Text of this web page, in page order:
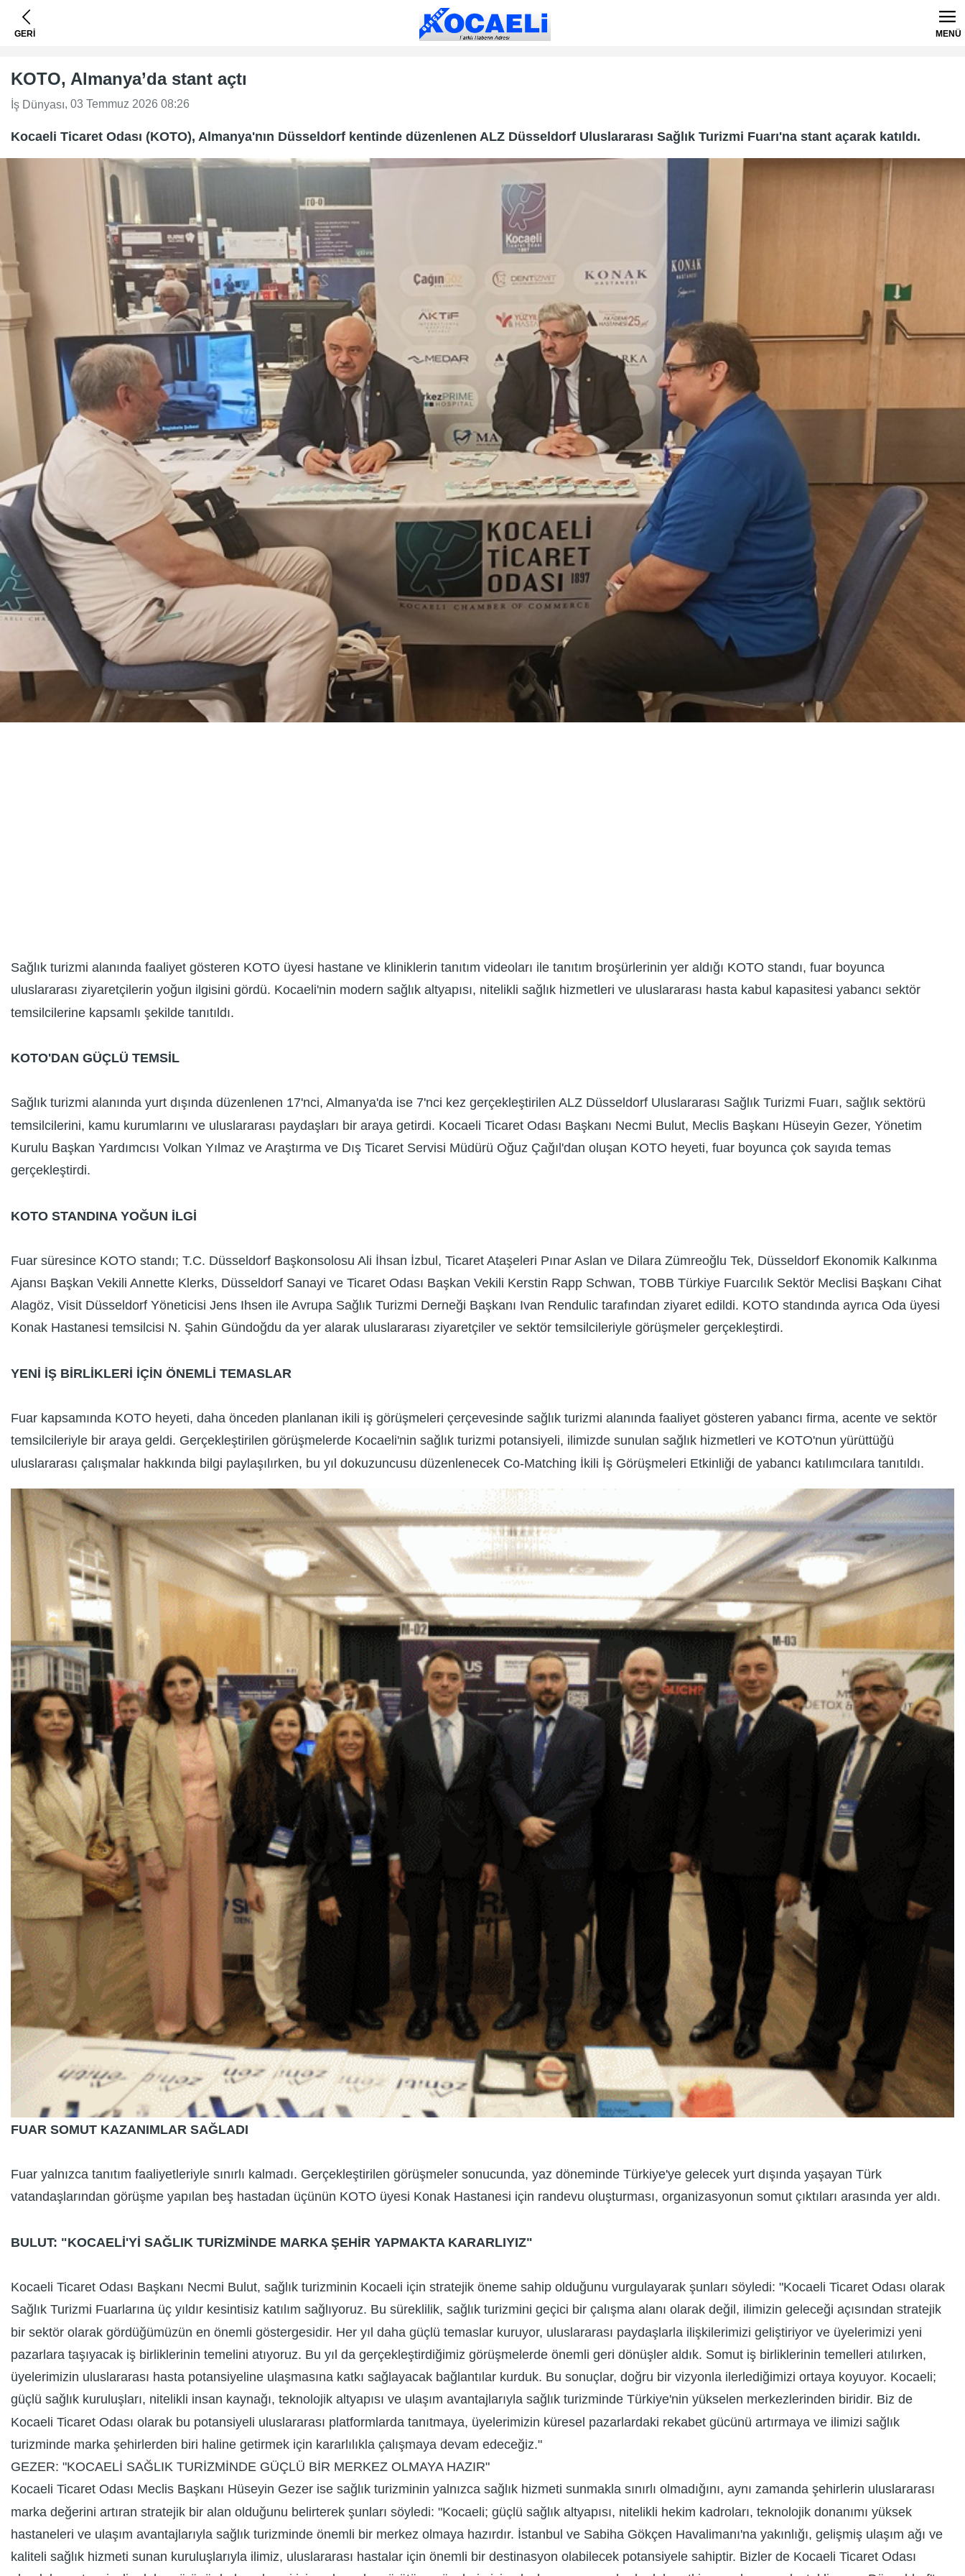
GERİ MENÜ
KOTO, Almanya’da stant açtı
İş Dünyası, 03 Temmuz 2026 08:26
Kocaeli Ticaret Odası (KOTO), Almanya'nın Düsseldorf kentinde düzenlenen ALZ Düsseldorf Uluslararası Sağlık Turizmi Fuarı'na stant açarak katıldı.
Sağlık turizmi alanında faaliyet gösteren KOTO üyesi hastane ve kliniklerin tanıtım videoları ile tanıtım broşürlerinin yer aldığı KOTO standı, fuar boyunca
uluslararası ziyaretçilerin yoğun ilgisini gördü. Kocaeli'nin modern sağlık altyapısı, nitelikli sağlık hizmetleri ve uluslararası hasta kabul kapasitesi yabancı sektör
temsilcilerine kapsamlı şekilde tanıtıldı.
KOTO'DAN GÜÇLÜ TEMSİL
Sağlık turizmi alanında yurt dışında düzenlenen 17'nci, Almanya'da ise 7'nci kez gerçekleştirilen ALZ Düsseldorf Uluslararası Sağlık Turizmi Fuarı, sağlık sektörü
temsilcilerini, kamu kurumlarını ve uluslararası paydaşları bir araya getirdi. Kocaeli Ticaret Odası Başkanı Necmi Bulut, Meclis Başkanı Hüseyin Gezer, Yönetim
Kurulu Başkan Yardımcısı Volkan Yılmaz ve Araştırma ve Dış Ticaret Servisi Müdürü Oğuz Çağıl'dan oluşan KOTO heyeti, fuar boyunca çok sayıda temas
gerçekleştirdi.
KOTO STANDINA YOĞUN İLGİ
Fuar süresince KOTO standı; T.C. Düsseldorf Başkonsolosu Ali İhsan İzbul, Ticaret Ataşeleri Pınar Aslan ve Dilara Zümreoğlu Tek, Düsseldorf Ekonomik Kalkınma
Ajansı Başkan Vekili Annette Klerks, Düsseldorf Sanayi ve Ticaret Odası Başkan Vekili Kerstin Rapp Schwan, TOBB Türkiye Fuarcılık Sektör Meclisi Başkanı Cihat
Alagöz, Visit Düsseldorf Yöneticisi Jens Ihsen ile Avrupa Sağlık Turizmi Derneği Başkanı Ivan Rendulic tarafından ziyaret edildi. KOTO standında ayrıca Oda üyesi
Konak Hastanesi temsilcisi N. Şahin Gündoğdu da yer alarak uluslararası ziyaretçiler ve sektör temsilcileriyle görüşmeler gerçekleştirdi.
YENİ İŞ BİRLİKLERİ İÇİN ÖNEMLİ TEMASLAR
Fuar kapsamında KOTO heyeti, daha önceden planlanan ikili iş görüşmeleri çerçevesinde sağlık turizmi alanında faaliyet gösteren yabancı firma, acente ve sektör
temsilcileriyle bir araya geldi. Gerçekleştirilen görüşmelerde Kocaeli'nin sağlık turizmi potansiyeli, ilimizde sunulan sağlık hizmetleri ve KOTO'nun yürüttüğü
uluslararası çalışmalar hakkında bilgi paylaşılırken, bu yıl dokuzuncusu düzenlenecek Co-Matching İkili İş Görüşmeleri Etkinliği de yabancı katılımcılara tanıtıldı.
FUAR SOMUT KAZANIMLAR SAĞLADI
Fuar yalnızca tanıtım faaliyetleriyle sınırlı kalmadı. Gerçekleştirilen görüşmeler sonucunda, yaz döneminde Türkiye'ye gelecek yurt dışında yaşayan Türk
vatandaşlarından görüşme yapılan beş hastadan üçünün KOTO üyesi Konak Hastanesi için randevu oluşturması, organizasyonun somut çıktıları arasında yer aldı.
BULUT: "KOCAELİ'Yİ SAĞLIK TURİZMİNDE MARKA ŞEHİR YAPMAKTA KARARLIYIZ"
Kocaeli Ticaret Odası Başkanı Necmi Bulut, sağlık turizminin Kocaeli için stratejik öneme sahip olduğunu vurgulayarak şunları söyledi: "Kocaeli Ticaret Odası olarak
Sağlık Turizmi Fuarlarına üç yıldır kesintisiz katılım sağlıyoruz. Bu süreklilik, sağlık turizmini geçici bir çalışma alanı olarak değil, ilimizin geleceği açısından stratejik
bir sektör olarak gördüğümüzün en önemli göstergesidir. Her yıl daha güçlü temaslar kuruyor, uluslararası paydaşlarla ilişkilerimizi geliştiriyor ve üyelerimizi yeni
pazarlara taşıyacak iş birliklerinin temelini atıyoruz. Bu yıl da gerçekleştirdiğimiz görüşmelerde önemli geri dönüşler aldık. Somut iş birliklerinin temelleri atılırken,
üyelerimizin uluslararası hasta potansiyeline ulaşmasına katkı sağlayacak bağlantılar kurduk. Bu sonuçlar, doğru bir vizyonla ilerlediğimizi ortaya koyuyor. Kocaeli;
güçlü sağlık kuruluşları, nitelikli insan kaynağı, teknolojik altyapısı ve ulaşım avantajlarıyla sağlık turizminde Türkiye'nin yükselen merkezlerinden biridir. Biz de
Kocaeli Ticaret Odası olarak bu potansiyeli uluslararası platformlarda tanıtmaya, üyelerimizin küresel pazarlardaki rekabet gücünü artırmaya ve ilimizi sağlık
turizminde marka şehirlerden biri haline getirmek için kararlılıkla çalışmaya devam edeceğiz."
GEZER: "KOCAELİ SAĞLIK TURİZMİNDE GÜÇLÜ BİR MERKEZ OLMAYA HAZIR"
Kocaeli Ticaret Odası Meclis Başkanı Hüseyin Gezer ise sağlık turizminin yalnızca sağlık hizmeti sunmakla sınırlı olmadığını, aynı zamanda şehirlerin uluslararası
marka değerini artıran stratejik bir alan olduğunu belirterek şunları söyledi: "Kocaeli; güçlü sağlık altyapısı, nitelikli hekim kadroları, teknolojik donanımı yüksek
hastaneleri ve ulaşım avantajlarıyla sağlık turizminde önemli bir merkez olmaya hazırdır. İstanbul ve Sabiha Gökçen Havalimanı'na yakınlığı, gelişmiş ulaşım ağı ve
kaliteli sağlık hizmeti sunan kuruluşlarıyla ilimiz, uluslararası hastalar için önemli bir destinasyon olabilecek potansiyele sahiptir. Bizler de Kocaeli Ticaret Odası